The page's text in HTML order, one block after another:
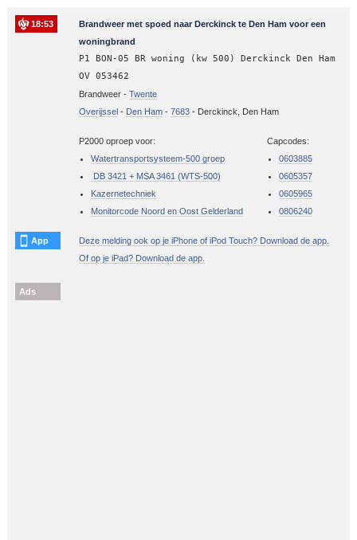
18:53
Brandweer met spoed naar Derckinck te Den Ham voor een
woningbrand
P1 BON-05 BR woning (kw 500) Derckinck Den Ham
OV 053462
Brandweer - Twente
Overijssel- Den Ham- 7683- Derckinck, Den Ham
P2000 oproep voor:
Watertransportsysteem-500 groep
DB 3421 + MSA 3461 (WTS-500)
Kazernetechniek
Monitorcode Noord en Oost Gelderland
Capcodes:
0603885
0605357
0605965
0806240
App
Deze melding ook op je iPhone of iPod Touch? Download de app.
Of op je iPad? Download de app.
Ads